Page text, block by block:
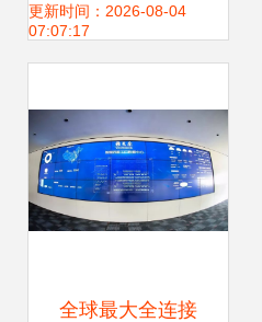
效的信息系统集成
更新时间：2026-08-04
07:07:17
全球最大全连接